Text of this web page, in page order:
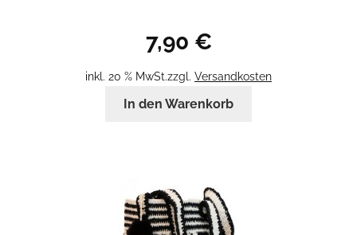
7,90 €
inkl. 20 % MwSt.zzgl. Versandkosten
In den Warenkorb